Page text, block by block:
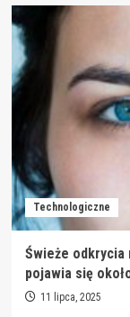
Technologiczne
Świeże odkrycia
pojawia się
11 lipca, 2025